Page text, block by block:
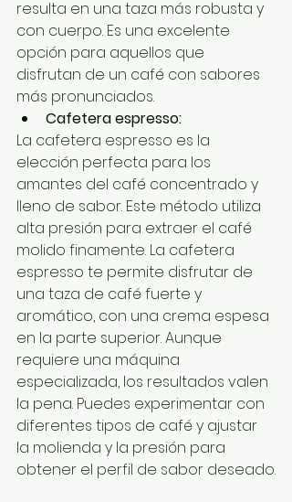
resulta en una taza más robusta y
con cuerpo. Es una excelente
opción para aquellos que
disfrutan de un café con sabores
más pronunciados.
Cafetera espresso:
La cafetera espresso es la
elección perfecta para los
amantes del café concentrado y
lleno de sabor. Este método utiliza
alta presión para extraer el café
molido finamente. La cafetera
espresso te permite disfrutar de
una taza de café fuerte y
aromático, con una crema espesa
en la parte superior. Aunque
requiere una máquina
especializada, los resultados valen
la pena. Puedes experimentar con
diferentes tipos de café y ajustar
la molienda y la presión para
obtener el perfil de sabor deseado.